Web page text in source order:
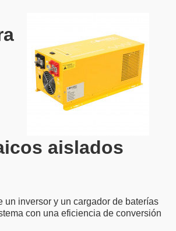
aislados
un inversor y un cargador de baterías
con una eficiencia de conversión